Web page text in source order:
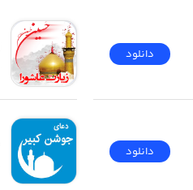
دانلود
دانلود